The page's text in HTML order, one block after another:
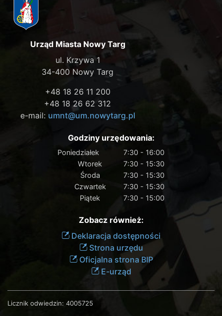
Urząd Miasta Nowy Targ
ul. Krzywa 1
34-400 Nowy Targ
+48 18 26 11 200
+48 18 26 62 312
e-mail: umnt@um.nowytarg.pl
Godziny urzędowania:
Poniedziałek
7:30 - 16:00
Wtorek
7:30 - 15:30
Środa
7:30 - 15:30
Czwartek
7:30 - 15:30
Piątek
7:30 - 15:00
Zobacz również:
Deklaracja dostępności
Strona urzędu
Oficjalna strona BIP
E-urząd
Licznik odwiedzin: 4005725